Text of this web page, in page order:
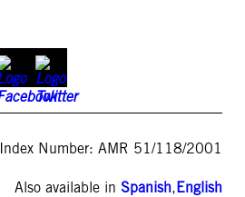
Index Number: AMR 51/118/2001
Also available in Spanish,English